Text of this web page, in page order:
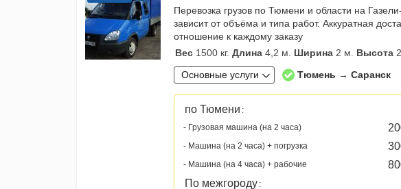
Перевозка грузов по Тюмени и области на
зависит от объёма и типа работ. Аккуратная
отношение к каждому заказу
Вес 1500 кг. Длина 4,2 м. Ширина 2 м. Высота
Основные услуги
Тюмень → Саранск
по Тюмени :
- Грузовая машина (на 2 часа)
- Машина (на 2 часа) + погрузка
- Машина (на 4 часа) + рабочие
По межгороду :